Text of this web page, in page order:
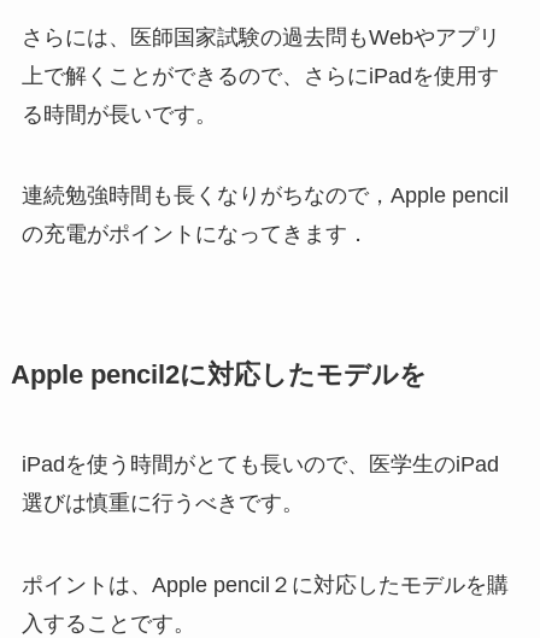
さらには、医師国家試験の過去問もWebやアプリ
上で解くことができるので、さらにiPadを使用す
る時間が長いです。
連続勉強時間も長くなりがちなので， Apple pencil
の充電がポイントになってきます．
Apple pencil2に対応したモデルを
iPadを使う時間がとても長いので、医学生のiPad
選びは慎重に行うべきです。
ポイントは、Apple pencil２に対応したモデルを購
入することです。